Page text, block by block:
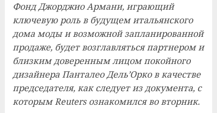
Фонд Джорджио Армани, играющий
ключевую роль в будущем итальянского
дома моды и возможной запланированной
продаже, будет возглавляться партнером и
близким доверенным лицом покойного
дизайнера Панталео Дель’Орко в качестве
председателя, как следует из документа, с
которым Reuters ознакомился во вторник.